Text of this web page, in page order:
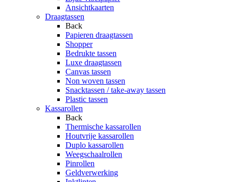
Ansichtkaarten
Draagtassen
Back
Papieren draagtassen
Shopper
Bedrukte tassen
Luxe draagtassen
Canvas tassen
Non woven tassen
Snacktassen / take-away tassen
Plastic tassen
Kassarollen
Back
Thermische kassarollen
Houtvrije kassarollen
Duplo kassarollen
Weegschaalrollen
Pinrollen
Geldverwerking